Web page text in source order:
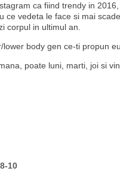
ca fiind trendy in
ce vedeta le face si mai
corpul in ultimul an.
body gen ce-ti propun
poate luni, marti, joi si
10